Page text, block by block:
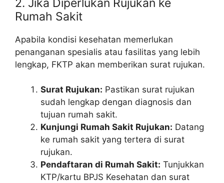
2. Jika Diperlukan Rujukan ke
Rumah Sakit
Apabila kondisi kesehatan memerlukan
penanganan spesialis atau fasilitas yang lebih
lengkap, FKTP akan memberikan surat rujukan.
Surat Rujukan: Pastikan surat rujukan
sudah lengkap dengan diagnosis dan
tujuan rumah sakit.
Kunjungi Rumah Sakit Rujukan: Datang
ke rumah sakit yang tertera di surat
rujukan.
Pendaftaran di Rumah Sakit: Tunjukkan
KTP/kartu BPJS Kesehatan dan surat